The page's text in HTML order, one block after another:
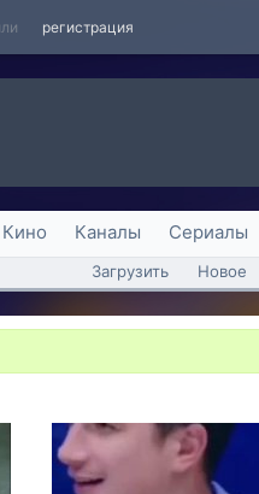
регистрация
Кино Каналы Сериалы
Загрузить Новое